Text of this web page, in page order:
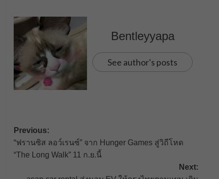
Bentleyyapa
See author's posts
Post
navigation
Previous:
“ฟรานซิส ลอว์เรนซ์” จาก Hunger Games สู่วิถีโหด
“The Long Walk” 11 ก.ย.นี้
Next: